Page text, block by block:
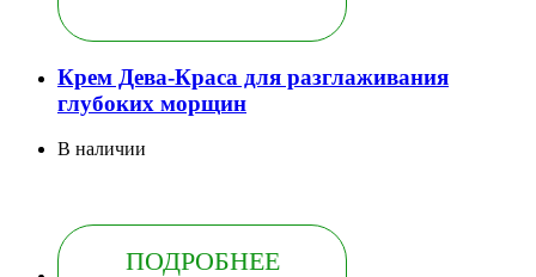
Крем Дева-Краса для разглаживания
глубоких морщин
В наличии
ПОДРОБНЕЕ